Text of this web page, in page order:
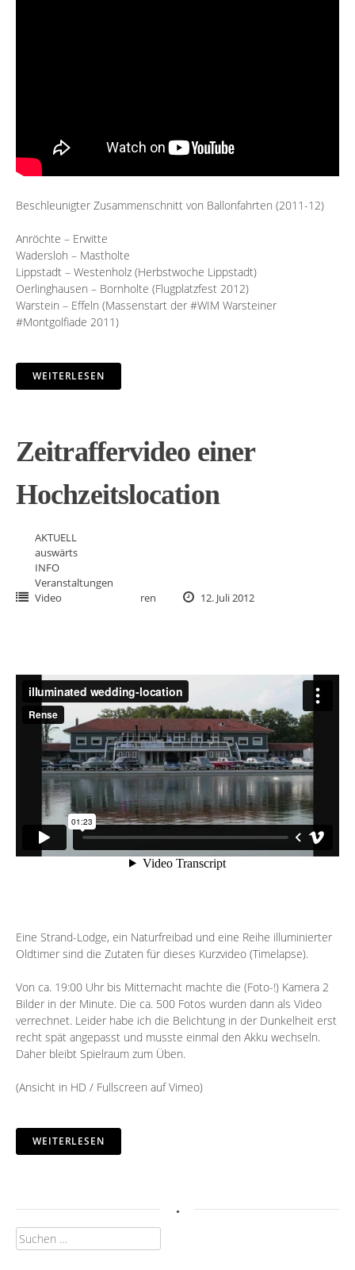
Beschleunigter Zusammenschnitt von Ballonfahrten (2011-12)
Anröchte – Erwitte
Wadersloh – Mastholte
Lippstadt – Westenholz (Herbstwoche Lippstadt)
Oerlinghausen – Bornholte (Flugplatzfest 2012)
Warstein – Effeln (Massenstart der #WIM Warsteiner
#Montgolfiade 2011)
WEITERLESEN
Zeitraffervideo einer
Hochzeitslocation
AKTUELL
auswärts
INFO
Veranstaltungen
Video
ren 12. Juli 2012
Eine Strand-Lodge, ein Naturfreibad und eine Reihe illuminierter
Oldtimer sind die Zutaten für dieses Kurzvideo (Timelapse).
Von ca. 19:00 Uhr bis Mitternacht machte die (Foto-!) Kamera 2
Bilder in der Minute. Die ca. 500 Fotos wurden dann als Video
verrechnet. Leider habe ich die Belichtung in der Dunkelheit erst
recht spät angepasst und musste einmal den Akku wechseln.
Daher bleibt Spielraum zum Üben.
(Ansicht in HD / Fullscreen auf Vimeo)
WEITERLESEN
.
Suchen
nach: